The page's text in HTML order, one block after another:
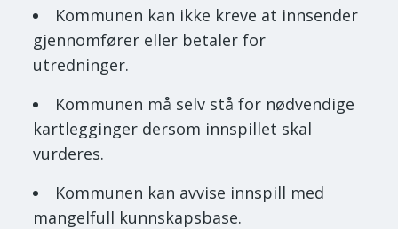
Kommunen kan ikke kreve at innsender
gjennomfører eller betaler for
utredninger.
Kommunen må selv stå for nødvendige
kartlegginger dersom innspillet skal
vurderes.
Kommunen kan avvise innspill med
mangelfull kunnskapsbase.